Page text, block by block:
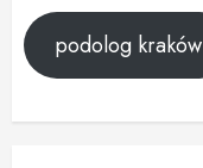
podolog kraków